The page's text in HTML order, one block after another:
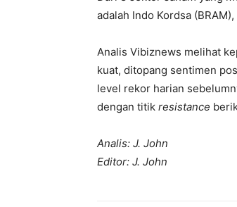
adalah Indo Kordsa
Analis Vibiznews melihat
kuat, ditopang sentimen
level rekor harian
dengan titik resistance
Analis: J. John
Editor: J. John